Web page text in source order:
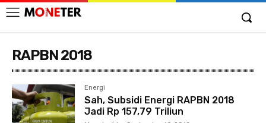
RAPBN 2018
Energi
Sah, Subsidi Energi RAPBN 2018
Jadi Rp 157,79 Triliun